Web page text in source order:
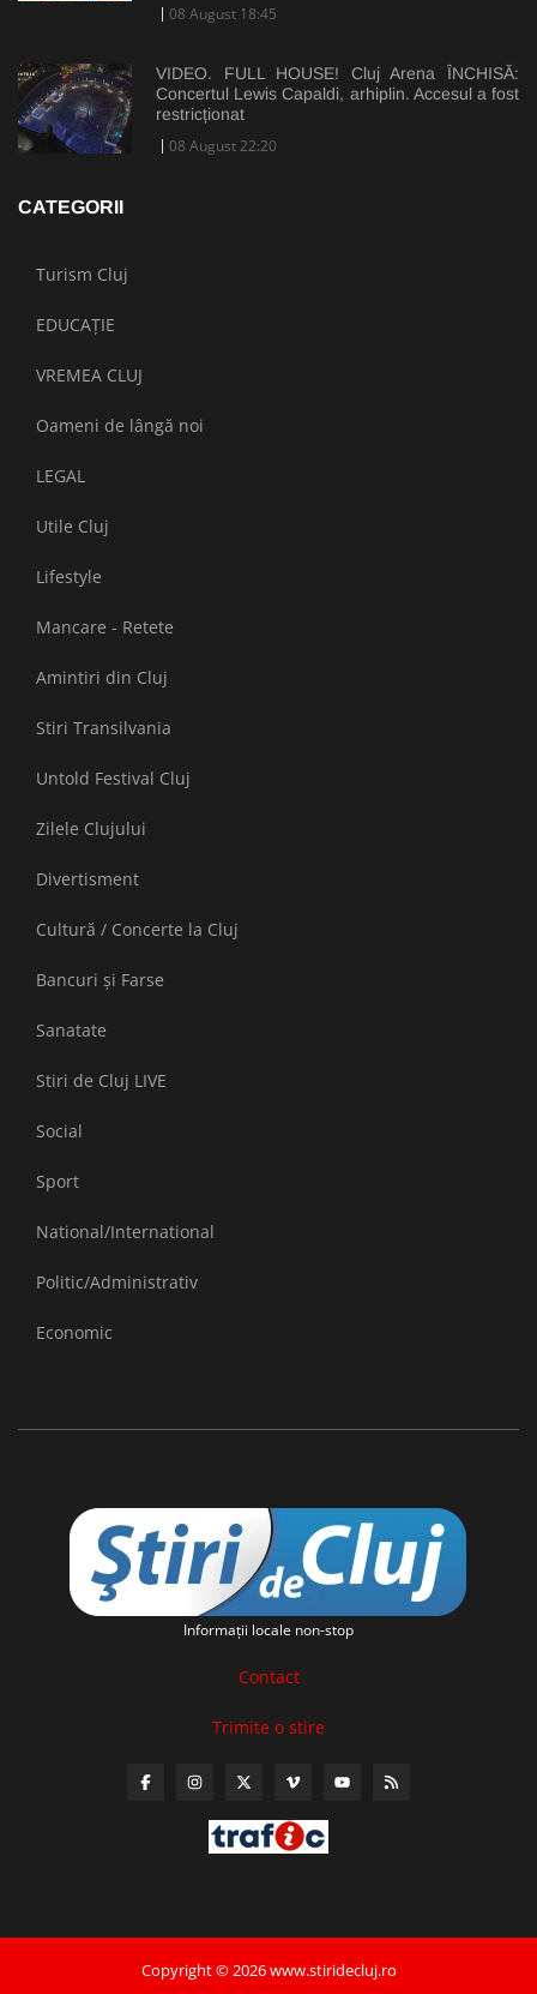
08 August 18:45
VIDEO. FULL HOUSE! Cluj Arena ÎNCHISĂ:
Concertul Lewis Capaldi, arhiplin. Accesul a fost
restricționat
08 August 22:20
CATEGORII
Turism Cluj
EDUCAȚIE
VREMEA CLUJ
Oameni de lângă noi
LEGAL
Utile Cluj
Lifestyle
Mancare - Retete
Amintiri din Cluj
Stiri Transilvania
Untold Festival Cluj
Zilele Clujului
Divertisment
Cultură / Concerte la Cluj
Bancuri și Farse
Sanatate
Stiri de Cluj LIVE
Social
Sport
National/International
Politic/Administrativ
Economic
Informaţii locale non-stop
Contact
Trimite o stire
Copyright © 2026 www.stiridecluj.ro